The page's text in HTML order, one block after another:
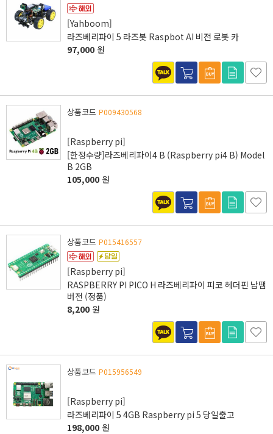
[Yahboom]
라즈베리파이 5 라즈봇 Raspbot AI 비전 로봇 카
97,000 원
상품코드 P009430568
[Raspberry pi]
[한정수량]라즈베리파이4 B (Raspberry pi4 B) Model
B 2GB
105,000 원
상품코드 P015416557
[Raspberry pi]
RASPBERRY PI PICO H 라즈베리파이 피코 헤더핀 납땜
버전 (정품)
8,200 원
상품코드 P015956549
[Raspberry pi]
라즈베리파이 5 4GB Raspberry pi 5 당일출고
198,000 원